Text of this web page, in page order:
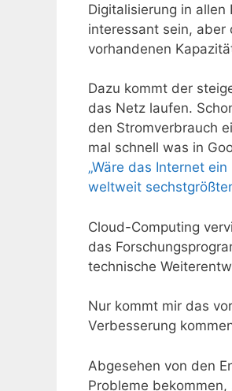
Digitalisierung in allen
interessant sein, aber
vorhandenen
Dazu kommt der
das Netz laufen.
den Stromverbrauch
mal schnell was in
„Wäre das Internet
weltweit
Cloud-Computing
das
technische
Nur kommt mir das
Verbesserung
Abgesehen von den
Probleme